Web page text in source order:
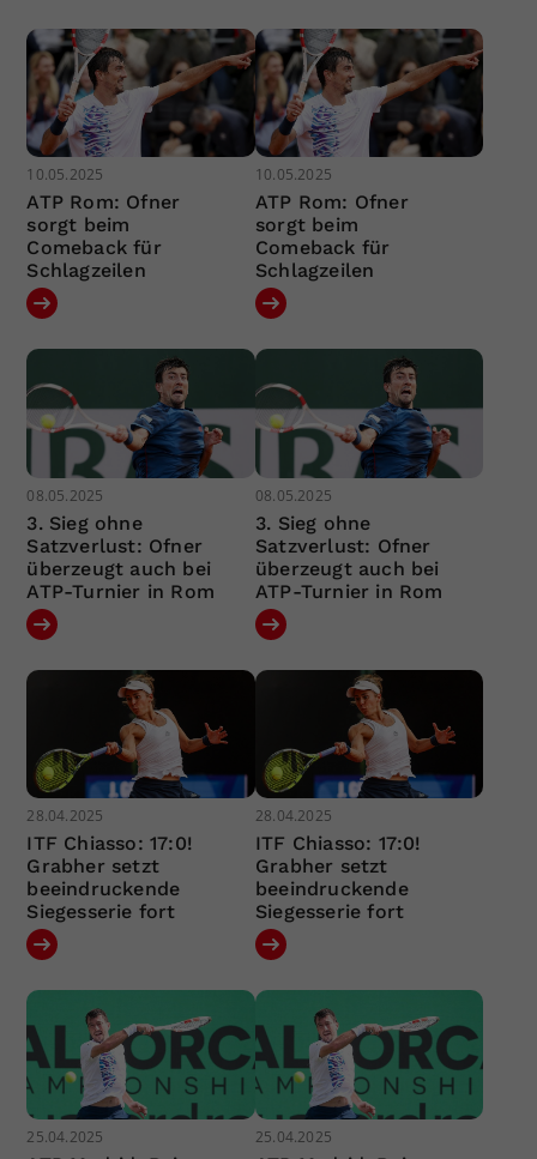
10.05.2025
ATP Rom: Ofner
sorgt beim
Comeback für
Schlagzeilen
10.05.2025
ATP Rom: Ofner
sorgt beim
Comeback für
Schlagzeilen
08.05.2025
3. Sieg ohne
Satzverlust: Ofner
überzeugt auch bei
ATP-Turnier in Rom
08.05.2025
3. Sieg ohne
Satzverlust: Ofner
überzeugt auch bei
ATP-Turnier in Rom
28.04.2025
ITF Chiasso: 17:0!
Grabher setzt
beeindruckende
Siegesserie fort
28.04.2025
ITF Chiasso: 17:0!
Grabher setzt
beeindruckende
Siegesserie fort
25.04.2025 25.04.2025